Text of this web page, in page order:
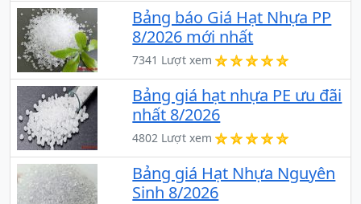
Bảng báo Giá Hạt Nhựa PP
8/2026 mới nhất
7341 Lượt xem
Bảng giá hạt nhựa PE ưu đãi
nhất 8/2026
4802 Lượt xem
Bảng giá Hạt Nhựa Nguyên
Sinh 8/2026